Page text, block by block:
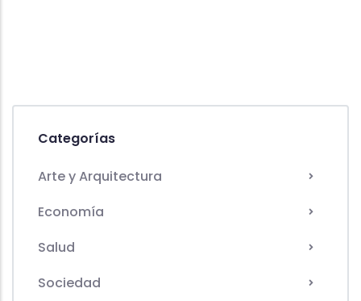
Categorías
Arte y Arquitectura
Economía
Salud
Sociedad